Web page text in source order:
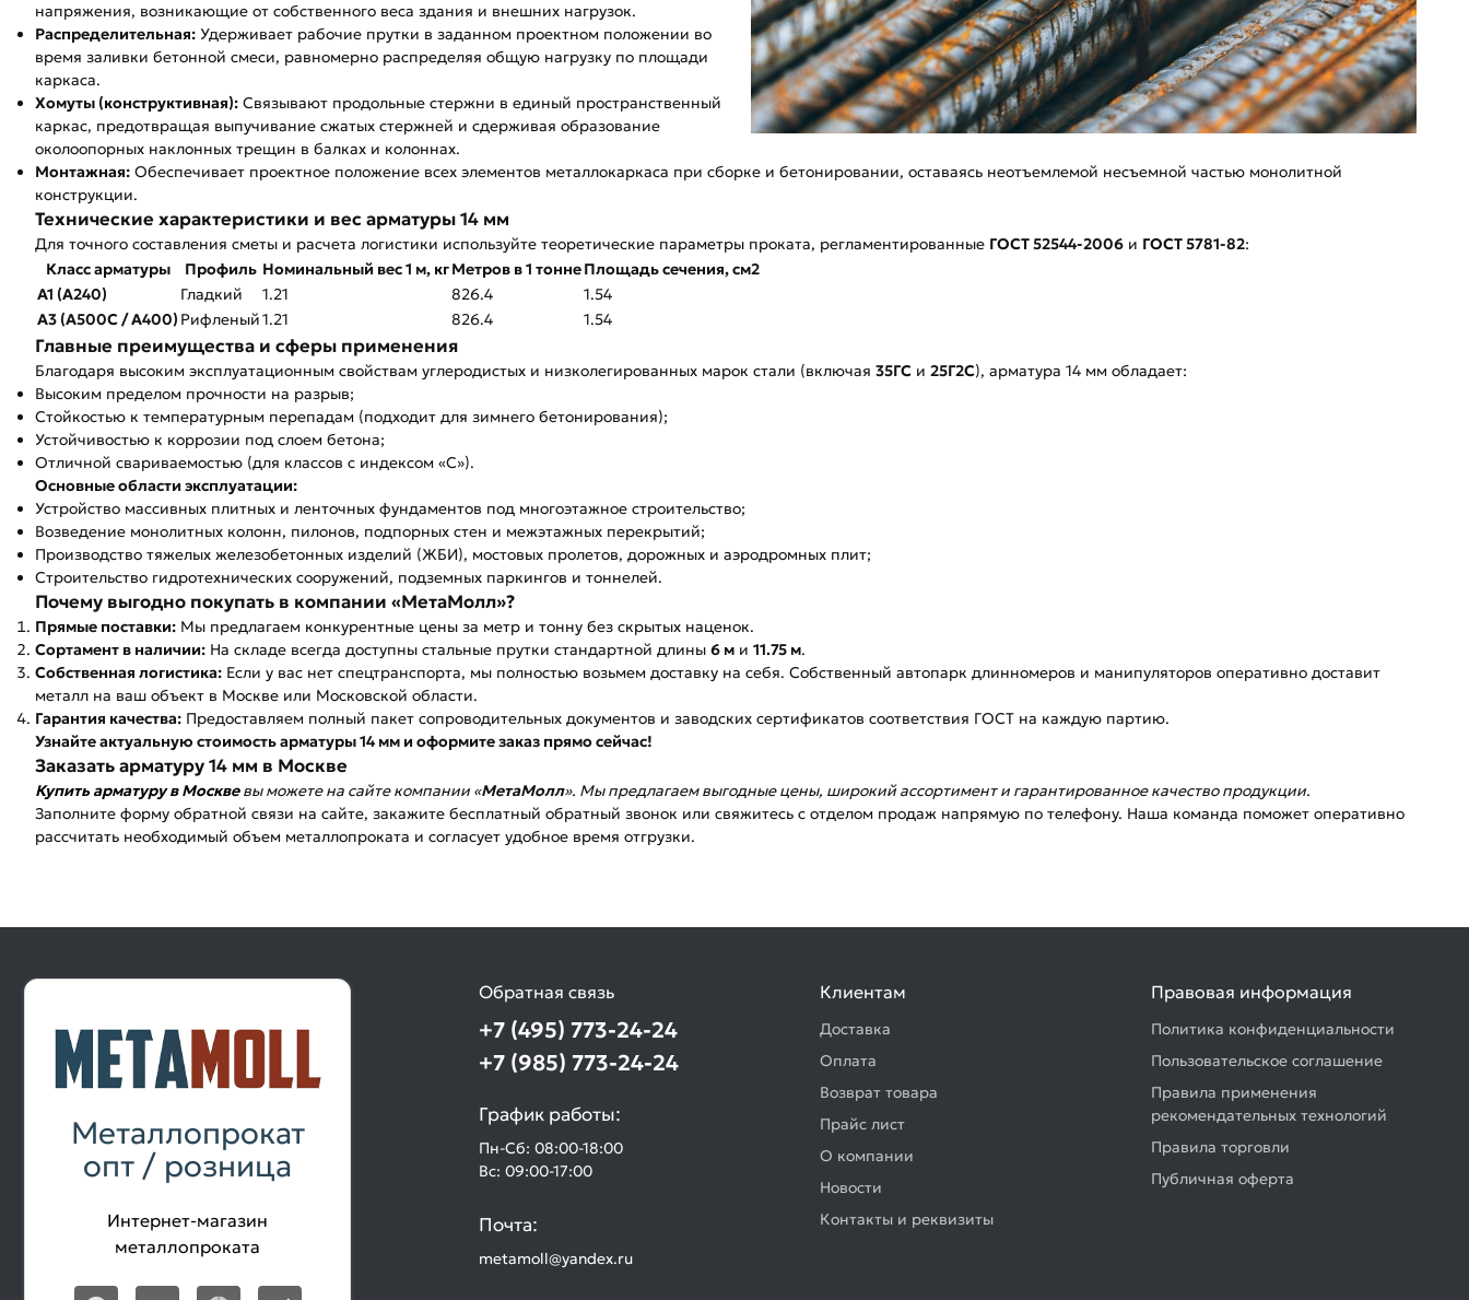
напряжения, возникающие от собственного веса здания и внешних нагрузок.
Распределительная: Удерживает рабочие прутки в заданном проектном положении во
время заливки бетонной смеси, равномерно распределяя общую нагрузку по площади
каркаса.
Хомуты (конструктивная): Связывают продольные стержни в единый пространственный
каркас, предотвращая выпучивание сжатых стержней и сдерживая образование
околоопорных наклонных трещин в балках и колоннах.
Монтажная: Обеспечивает проектное положение всех элементов металлокаркаса при сборке и бетонировании, оставаясь неотъемлемой несъемной частью монолитной
конструкции.
Технические характеристики и вес арматуры 14 мм
Для точного составления сметы и расчета логистики используйте теоретические параметры проката, регламентированные ГОСТ 52544-2006 и ГОСТ 5781-82:
Класс арматуры
Профиль Номинальный вес 1 м, кгМетров в 1 тоннеПлощадь сечения, см2
А1 (А240)
Гладкий 1.21 826.4
1.54
А3 (А500С / А400) Рифленый1.21 826.4 1.54
Главные преимущества и сферы применения
Благодаря высоким эксплуатационным свойствам углеродистых и низколегированных марок стали (включая 35ГС и 25Г2С), арматура 14 мм обладает:
Высоким пределом прочности на разрыв;
Стойкостью к температурным перепадам (подходит для зимнего бетонирования);
Устойчивостью к коррозии под слоем бетона;
Отличной свариваемостью (для классов с индексом «С»).
Основные области эксплуатации:
Устройство массивных плитных и ленточных фундаментов под многоэтажное строительство;
Возведение монолитных колонн, пилонов, подпорных стен и межэтажных перекрытий;
Производство тяжелых железобетонных изделий (ЖБИ), мостовых пролетов, дорожных и аэродромных плит;
Строительство гидротехнических сооружений, подземных паркингов и тоннелей.
Почему выгодно покупать в компании «МетаМолл»?
Прямые поставки: Мы предлагаем конкурентные цены за метр и тонну без скрытых наценок.
Сортамент в наличии: На складе всегда доступны стальные прутки стандартной длины 6 м и 11.75 м.
Собственная логистика: Если у вас нет спецтранспорта, мы полностью возьмем доставку на себя. Собственный автопарк длинномеров и манипуляторов оперативно доставит
металл на ваш объект в Москве или Московской области.
Гарантия качества: Предоставляем полный пакет сопроводительных документов и заводских сертификатов соответствия ГОСТ на каждую партию.
Узнайте актуальную стоимость арматуры 14 мм и оформите заказ прямо сейчас!
Заказать арматуру 14 мм в Москве
Купить арматуру в Москвевы можете на сайте компании «МетаМолл». Мы предлагаем выгодные цены, широкий ассортимент и гарантированное качество продукции.
Заполните форму обратной связи на сайте, закажите бесплатный обратный звонок или свяжитесь с отделом продаж напрямую по телефону. Наша команда поможет оперативно
рассчитать необходимый объем металлопроката и согласует удобное время отгрузки.
Металлопрокат
опт / розница
Интернет-магазин
металлопроката
Обратная связь
+7 (495) 773-24-24
+7 (985) 773-24-24
График работы:
Пн-Сб: 08:00-18:00
Вс: 09:00-17:00
Почта:
metamoll@yandex.ru
Клиентам
Доставка
Оплата
Возврат товара
Прайс лист
О компании
Новости
Контакты и реквизиты
Правовая информация
Политика конфиденциальности
Пользовательское соглашение
Правила применения
рекомендательных технологий
Правила торговли
Публичная оферта